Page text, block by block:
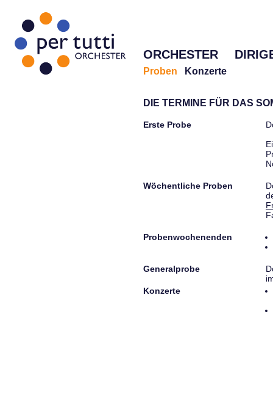
ORCHESTER
Proben Konzerte
DIE TERMINE FÜR DAS
Erste Probe
Wöchentliche Proben
Probenwochenenden
Generalprobe
Konzerte